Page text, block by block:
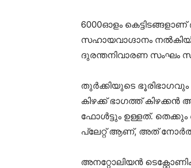
6000ഓളം
സഹായവാഗ്ദാനം
ദുരന്തനിവാരണ സംഘം
തുർക്കിയുടെ
കിഴക്ക് ഭാഗത്ത്
ഫോൾട്ടും ഉള്ളത്.
പ്ലേറ്റ് ആണ്, അത് നോർത്ത്
അനറ്റോലിയൻ